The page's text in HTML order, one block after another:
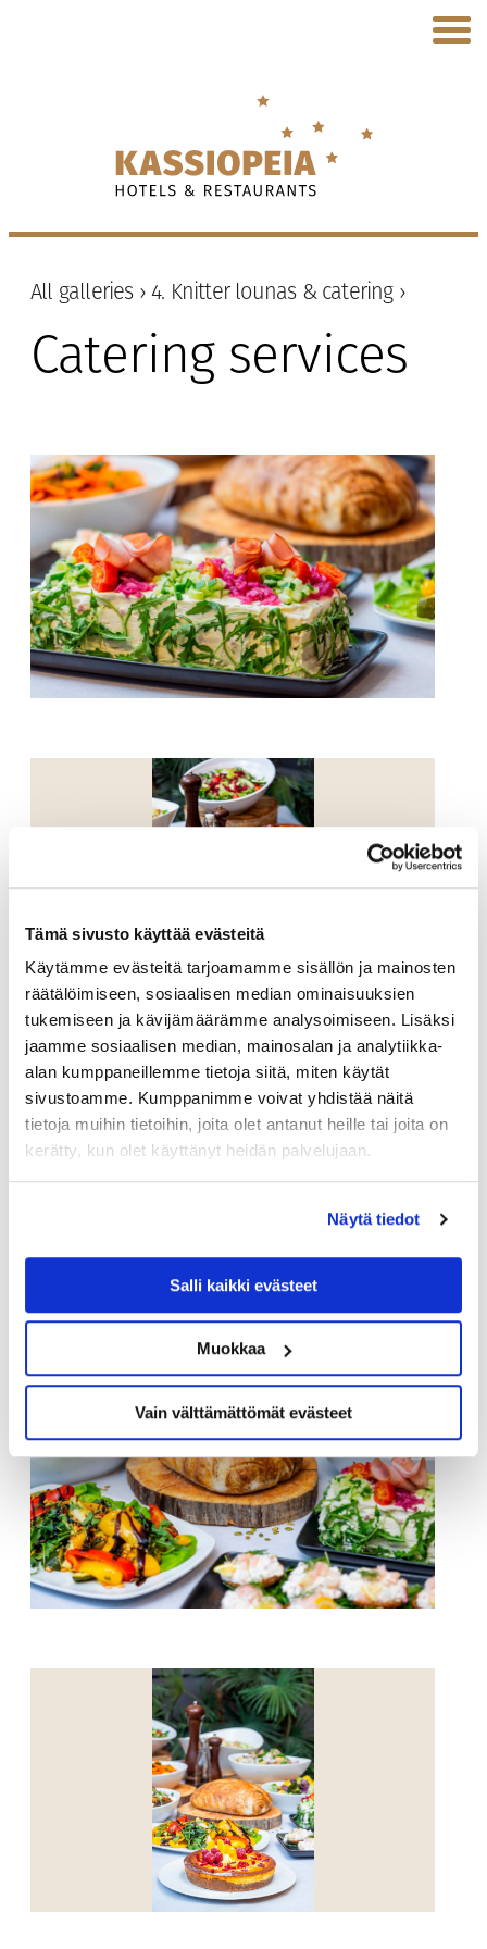
Tämä sivusto käyttää evästeitä
Käytämme evästeitä tarjoamamme sisällön ja mainosten
räätälöimiseen, sosiaalisen median ominaisuuksien
tukemiseen ja kävijämäärämme analysoimiseen. Lisäksi
jaamme sosiaalisen median, mainosalan ja analytiikka-
alan kumppaneillemme tietoja siitä, miten käytät
sivustoamme. Kumppanimme voivat yhdistää näitä
tietoja muihin tietoihin, joita olet antanut heille tai joita on
kerätty, kun olet käyttänyt heidän palvelujaan.
Näytä tiedot
Salli kaikki evästeet
Muokkaa
Vain välttämättömät evästeet
All galleries › 4. Knitter lounas & catering ›
Catering services